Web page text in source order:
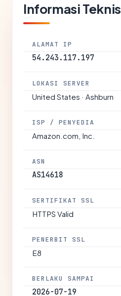
Informasi Teknis
ALAMAT IP
54.243.117.197
LOKASI SERVER
United States · Ashburn
ISP / PENYEDIA
Amazon.com, Inc.
ASN
AS14618
SERTIFIKAT SSL
HTTPS Valid
PENERBIT SSL
E8
BERLAKU SAMPAI
2026-07-19